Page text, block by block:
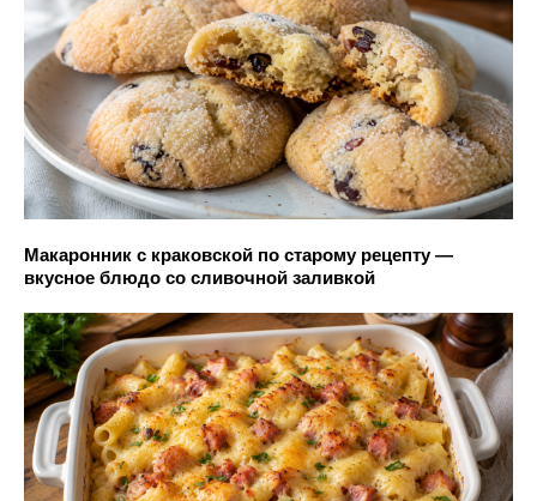
Макаронник с краковской по старому рецепту —
вкусное блюдо со сливочной заливкой